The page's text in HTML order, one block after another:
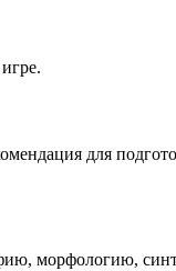
для
морфологию,